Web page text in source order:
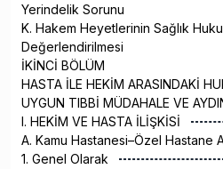
Yerindelik Sorunu
K. Hakem Heyetlerinin Sağlık
Değerlendirilmesi
İKİNCİ BÖLÜM
HASTA İLE HEKİM ARASINDAKİ
UYGUN TIBBİ MÜDAHALE VE
I. HEKİM VE HASTA İLİŞKİSİ
A. Kamu Hastanesi–Özel Hastane
1. Genel Olarak